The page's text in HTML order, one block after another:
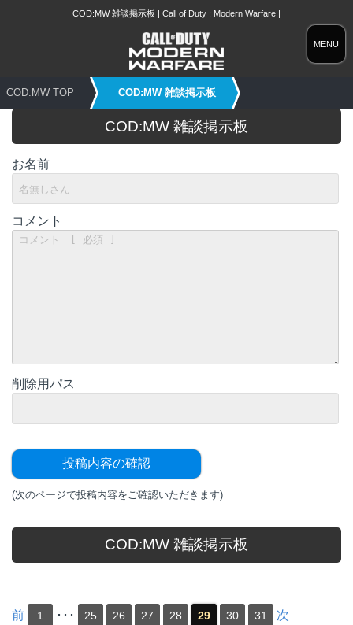
MENU
COD:MW 雑談掲示板 | Call of Duty : Modern Warfare |
COD:MW TOP COD:MW 雑談掲示板
COD:MW 雑談掲示板
お名前
コメント
削除用パス
(次のページで投稿内容をご確認いただきます)
COD:MW 雑談掲示板
前 1 ･･･ 25 26 27 28 29 30 31 次